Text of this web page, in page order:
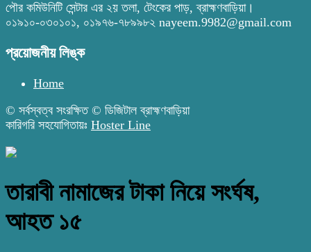
পৌর কমিউনিটি সেন্টার এর ২য় তলা, টেংকের পাড়, ব্রাহ্মণবাড়িয়া।
০১৯১০-০৩০১০১, ০১৯৭৬-৭৮৯৯৮২ nayeem.9982@gmail.com
প্রয়োজনীয় লিঙ্ক
Home
© সর্বস্বত্ব সংরক্ষিত © ডিজিটাল ব্রাহ্মণবাড়িয়া
কারিগরি সহযোগিতায়ঃ Hoster Line
তারাবী নামাজের টাকা নিয়ে সংর্ঘষ,
আহত ১৫